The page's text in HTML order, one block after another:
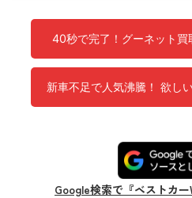
40秒で完了！グーネット
新車不足で人気沸騰！ 欲し
Google検索で『ベストカ